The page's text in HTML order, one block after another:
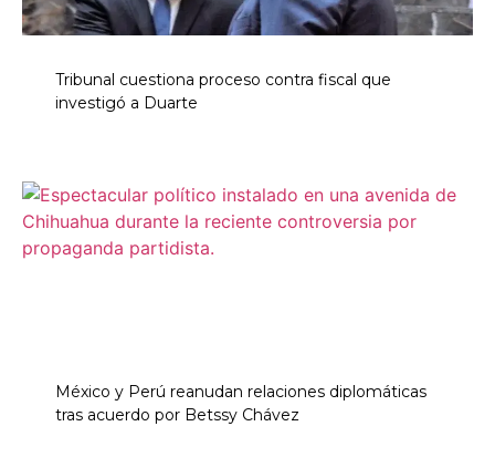
Tribunal cuestiona proceso contra fiscal que
investigó a Duarte
México y Perú reanudan relaciones diplomáticas
tras acuerdo por Betssy Chávez